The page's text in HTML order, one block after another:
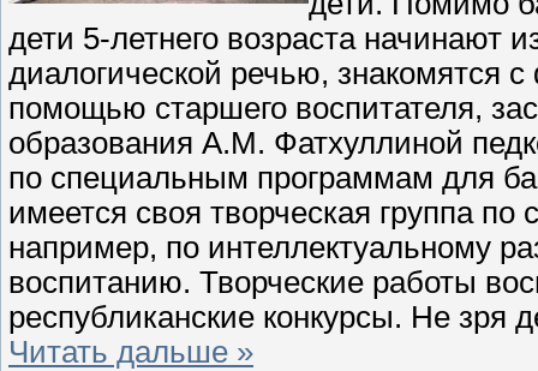
дети 5-летнего возраста начинают
диалогической речью, знакомятся
помощью старшего воспитателя,
образования А.М. Фатхуллиной
по специальным программам для
имеется своя творческая группа
например, по интеллектуальному
воспитанию. Творческие работы
республиканские конкурсы. Не зря
Читать дальше »